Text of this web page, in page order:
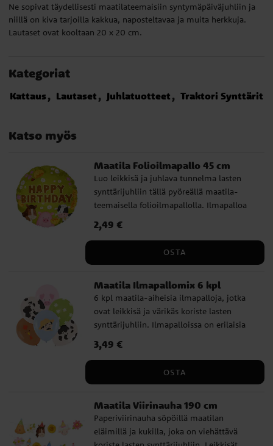
Ne sopivat täydellisesti maatilateemaisiin syntymäpäiväjuhliin ja
niillä on kiva tarjoilla kakkua, naposteltavaa ja muita herkkuja.
Lautaset ovat kooltaan 20 x 20 cm.
Kategoriat
Kattaus Lautaset Juhlatuotteet Traktori Synttärit
Katso myös
Maatila Folioilmapallo 45 cm
Luo leikkisä ja juhlava tunnelma lasten
synttärijuhliin tällä pyöreällä maatila-
teemaisella folioilmapallolla. Ilmapalloa
kukkien ja tekstin Happy Birthday kanssa,
teemaisiin synttärijuhliin. Ilmapallo on 45
heliumilla. Siinä on itsesulkeutuva venttiili
ja mukana tulee pilli, mikä tekee siitä
helpon täyttää ja käyttää koristeellisena
yksityiskohtana synttärijuhlissa.
Hinta :2,49 €
2,49 €
OSTA
Maatila Ilmapallomix 6 kpl
6 kpl maatila-aiheisia ilmapalloja, jotka
ovat leikkisä ja värikäs koriste lasten
synttärijuhliin. Ilmapalloissa on erilaisia
viljelijä, mikä sopii täydellisesti luomaan
synttärijuhliin. Ilmapallot ovat täytettyinä
ilmalla tai heliumilla.
Hinta :3,49 €
3,49 €
OSTA
Maatila Viirinauha 190 cm
Paperiviirinauha söpöillä maatilan
eläimillä ja kukilla, joka on viehättävä